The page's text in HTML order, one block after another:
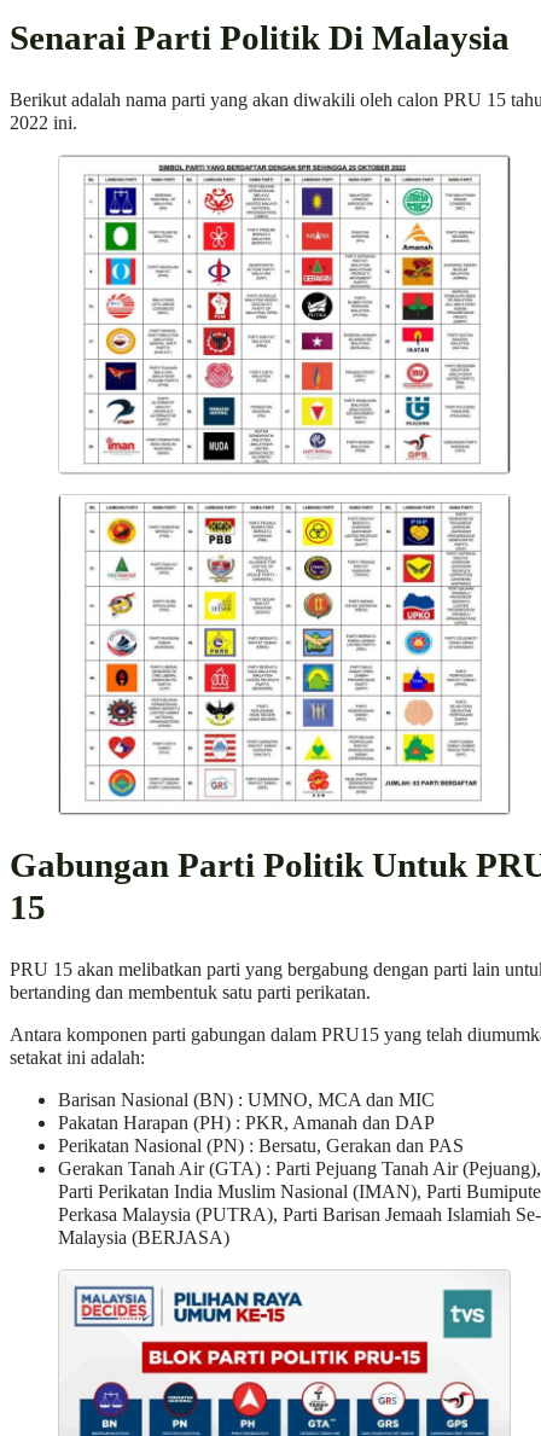
Senarai Parti Politik Di Malaysia
Berikut adalah nama parti yang akan diwakili oleh calon PRU 15
2022 ini.
Gabungan Parti Politik Untuk
15
PRU 15 akan melibatkan parti yang bergabung dengan parti lain
bertanding dan membentuk satu parti perikatan.
Antara komponen parti gabungan dalam PRU15 yang telah
setakat ini adalah:
Barisan Nasional (BN) : UMNO, MCA dan MIC
Pakatan Harapan (PH) : PKR, Amanah dan DAP
Perikatan Nasional (PN) : Bersatu, Gerakan dan PAS
Gerakan Tanah Air (GTA) : Parti Pejuang Tanah Air (Pejuang),
Parti Perikatan India Muslim Nasional (IMAN), Parti
Perkasa Malaysia (PUTRA), Parti Barisan Jemaah Islamiah Se-
Malaysia (BERJASA)